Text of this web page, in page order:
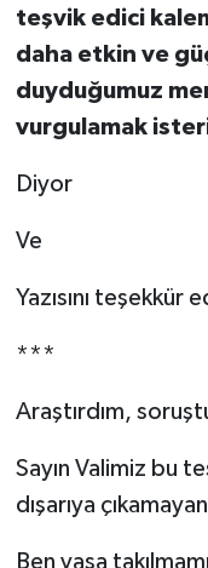
teşvik edici
daha etkin ve
duyduğumuz
vurgulamak
Diyor
Ve
Yazısını teşekkür
***
Araştırdım,
Sayın Valimiz bu
dışarıya
Ben yaşa